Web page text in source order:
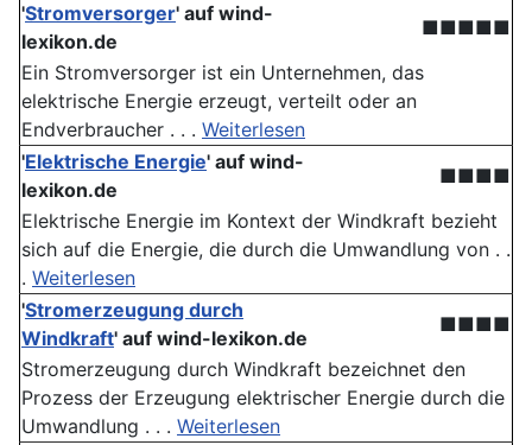
'Stromversorger' auf wind-
lexikon.de
■■■■■
Ein Stromversorger ist ein Unternehmen, das
elektrische Energie erzeugt, verteilt oder an
Endverbraucher . . . Weiterlesen
'Elektrische Energie' auf wind-
lexikon.de
■■■■
Elektrische Energie im Kontext der Windkraft bezieht
sich auf die Energie, die durch die Umwandlung von . .
. Weiterlesen
'Stromerzeugung durch
Windkraft' auf wind-lexikon.de
■■■■
Stromerzeugung durch Windkraft bezeichnet den
Prozess der Erzeugung elektrischer Energie durch die
Umwandlung . . . Weiterlesen